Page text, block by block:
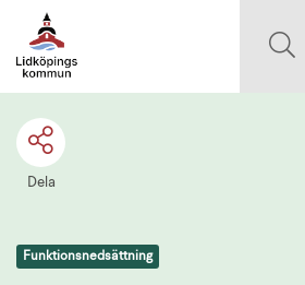
Dela
Funktionsnedsättning